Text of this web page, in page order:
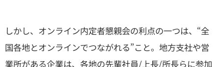
しかし、オンライン内定者懇親会の利点の一つは、“全
国各地とオンラインでつながれる”こと。地方支社や営
業所がある企業は、各地の先輩社員/上長/所長らに参加